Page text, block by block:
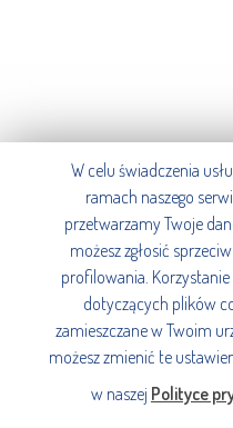
W celu świadczenia
ramach naszego
przetwarzamy Twoje
możesz zgłosić
profilowania.
dotyczących plików
zamieszczane w Twoim
możesz zmienić te
w naszej Polityce